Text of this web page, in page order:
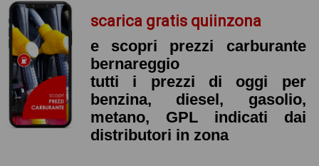
scarica gratis quiinzona
e scopri prezzi carburante
bernareggio
tutti i prezzi di oggi per
benzina, diesel, gasolio,
metano, GPL indicati dai
distributori in zona